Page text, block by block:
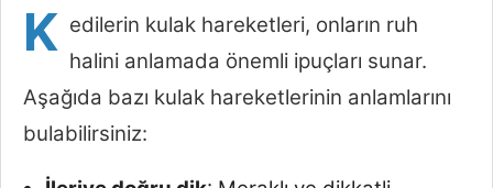
K edilerin kulak hareketleri, onların ruh
halini anlamada önemli ipuçları sunar.
Aşağıda bazı kulak hareketlerinin anlamlarını
bulabilirsiniz: